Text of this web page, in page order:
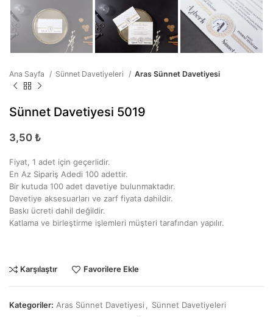
Ana Sayfa Sünnet Davetiyeleri Aras Sünnet Davetiyesi
Sünnet Davetiyesi 5019
3,50 ₺
Fiyat, 1 adet için geçerlidir.
En Az Sipariş Adedi 100 adettir.
Bir kutuda 100 adet davetiye bulunmaktadır.
Davetiye aksesuarları ve zarf fiyata dahildir.
Baskı ücreti dahil değildir.
Katlama ve birleştirme işlemleri müşteri tarafından yapılır.
Karşılaştır Favorilere Ekle
Kategoriler: Aras Sünnet Davetiyesi
Sünnet Davetiyeleri